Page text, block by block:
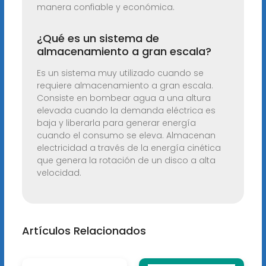
manera confiable y económica.
¿Qué es un sistema de
almacenamiento a gran escala?
Es un sistema muy utilizado cuando se
requiere almacenamiento a gran escala.
Consiste en bombear agua a una altura
elevada cuando la demanda eléctrica es
baja y liberarla para generar energía
cuando el consumo se eleva. Almacenan
electricidad a través de la energía cinética
que genera la rotación de un disco a alta
velocidad.
Artículos Relacionados